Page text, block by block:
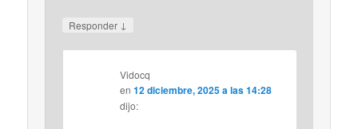
Responder ↓
Vidocq
en12 diciembre, 2025 a las 14:28
dijo: